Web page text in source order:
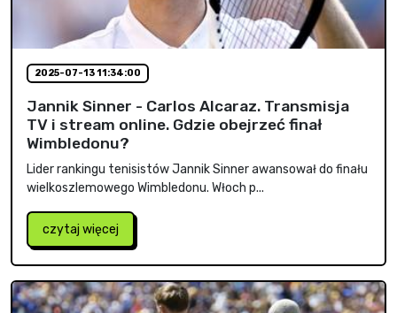
2025-07-13 11:34:00
Jannik Sinner - Carlos Alcaraz. Transmisja
TV i stream online. Gdzie obejrzeć finał
Wimbledonu?
Lider rankingu tenisistów Jannik Sinner awansował do finału
wielkoszlemowego Wimbledonu. Włoch p...
czytaj więcej